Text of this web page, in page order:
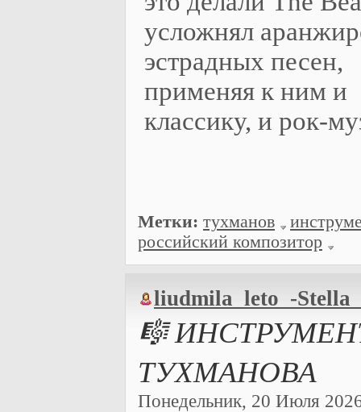
усложнял
эстрадных песен,
применяя к ним и
классику, и рок-
Метки: тухманов
российский композитор
liudmila_leto_-
🎼
ТУХМАНОВА
Понедельник, 20 Июля